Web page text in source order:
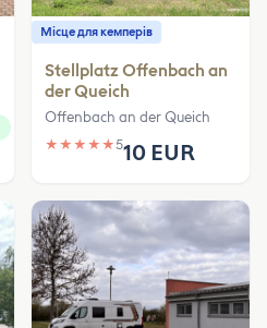
Місце для кемперів
Stellplatz Offenbach an
der Queich
Offenbach an der Queich
★ ★ ★ ★ ★510 EUR